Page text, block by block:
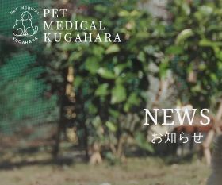
NEWS
お知らせ